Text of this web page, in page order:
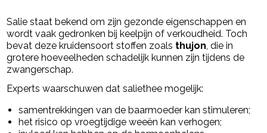
Salie staat bekend om zijn gezonde eigenschappen en
wordt vaak gedronken bij keelpijn of verkoudheid. Toch
bevat deze kruidensoort stoffen zoals thujon, die in
grotere hoeveelheden schadelijk kunnen zijn tijdens de
zwangerschap.
Experts waarschuwen dat saliethee mogelijk:
samentrekkingen van de baarmoeder kan stimuleren;
het risico op vroegtijdige weeën kan verhogen;